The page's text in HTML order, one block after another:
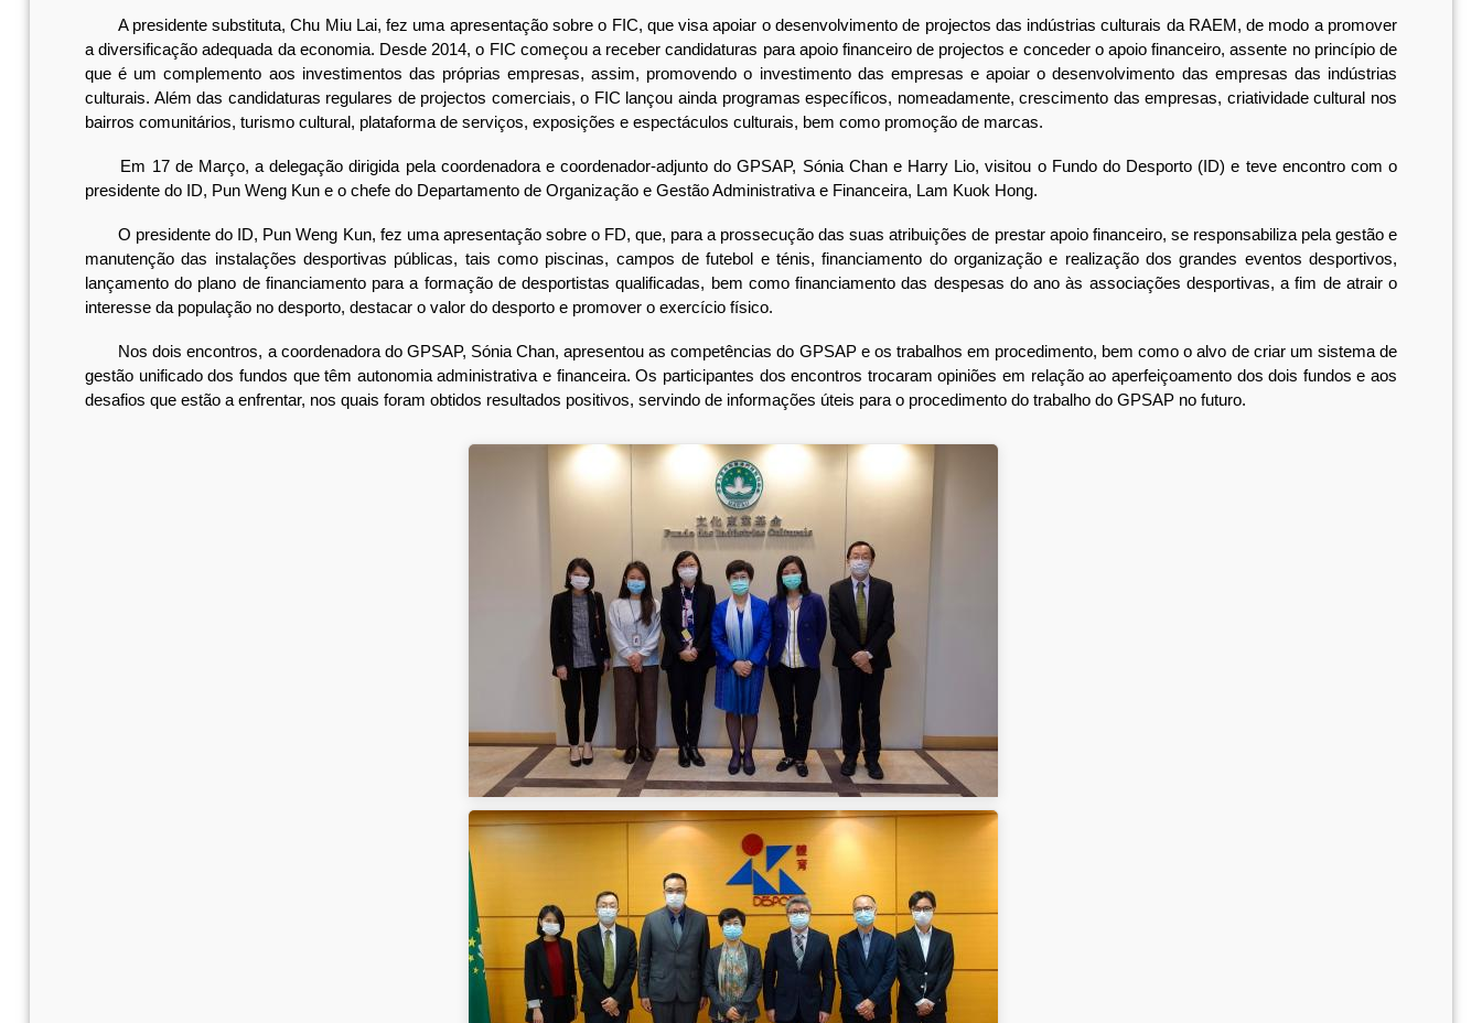
A presidente substituta, Chu Miu Lai, fez uma apresentação sobre o FIC, que visa apoiar o desenvolvimento de projectos das indústrias culturais da RAEM, de modo a promover
a diversificação adequada da economia. Desde 2014, o FIC começou a receber candidaturas para apoio financeiro de projectos e conceder o apoio financeiro, assente no princípio de
que é um complemento aos investimentos das próprias empresas, assim, promovendo o investimento das empresas e apoiar o desenvolvimento das empresas das indústrias
culturais. Além das candidaturas regulares de projectos comerciais, o FIC lançou ainda programas específicos, nomeadamente, crescimento das empresas, criatividade cultural nos
bairros comunitários, turismo cultural, plataforma de serviços, exposições e espectáculos culturais, bem como promoção de marcas.
Em 17 de Março, a delegação dirigida pela coordenadora e coordenador-adjunto do GPSAP, Sónia Chan e Harry Lio, visitou o Fundo do Desporto (ID) e teve encontro com o
presidente do ID, Pun Weng Kun e o chefe do Departamento de Organização e Gestão Administrativa e Financeira, Lam Kuok Hong.
O presidente do ID, Pun Weng Kun, fez uma apresentação sobre o FD, que, para a prossecução das suas atribuições de prestar apoio financeiro, se responsabiliza pela gestão e
manutenção das instalações desportivas públicas, tais como piscinas, campos de futebol e ténis, financiamento do organização e realização dos grandes eventos desportivos,
lançamento do plano de financiamento para a formação de desportistas qualificadas, bem como financiamento das despesas do ano às associações desportivas, a fim de atrair o
interesse da população no desporto, destacar o valor do desporto e promover o exercício físico.
Nos dois encontros, a coordenadora do GPSAP, Sónia Chan, apresentou as competências do GPSAP e os trabalhos em procedimento, bem como o alvo de criar um sistema de
gestão unificado dos fundos que têm autonomia administrativa e financeira. Os participantes dos encontros trocaram opiniões em relação ao aperfeiçoamento dos dois fundos e aos
desafios que estão a enfrentar, nos quais foram obtidos resultados positivos, servindo de informações úteis para o procedimento do trabalho do GPSAP no futuro.